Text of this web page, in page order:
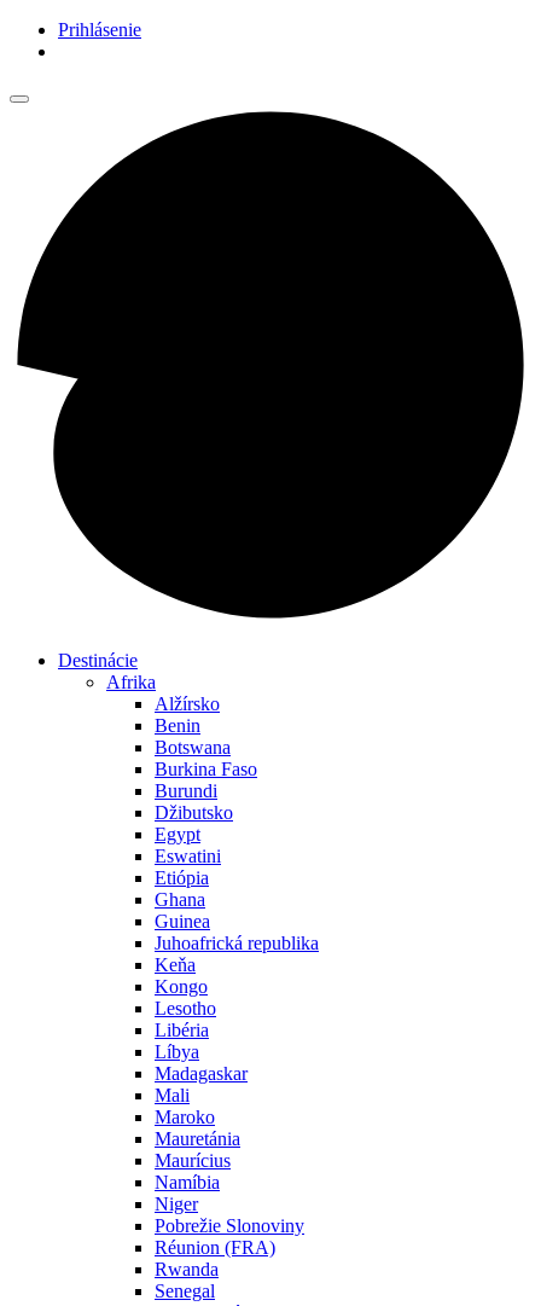
Prihlásenie
Destinácie
Afrika
Alžírsko
Benin
Botswana
Burkina Faso
Burundi
Džibutsko
Egypt
Eswatini
Etiópia
Ghana
Guinea
Juhoafrická republika
Keňa
Kongo
Lesotho
Libéria
Líbya
Madagaskar
Mali
Maroko
Mauretánia
Maurícius
Namíbia
Niger
Pobrežie Slonoviny
Réunion (FRA)
Rwanda
Senegal